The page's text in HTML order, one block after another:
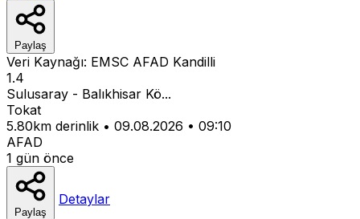
Paylaş
Veri Kaynağı: EMSC AFAD Kandilli
1.4
Sulusaray - Balıkhisar Kö...
Tokat
5.80km derinlik • 09.08.2026 • 09:10
AFAD
1 gün önce
Paylaş
Detaylar